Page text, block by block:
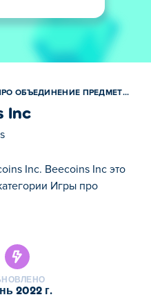
ИГРЫ ПРО ОБЪЕДИНЕНИЕ ПРЕДМЕТОВ
Inc
Inc. Beecoins Inc это
Игры про
2022 г.